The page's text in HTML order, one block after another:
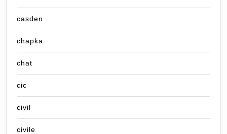
casden
chapka
chat
cic
civil
civile